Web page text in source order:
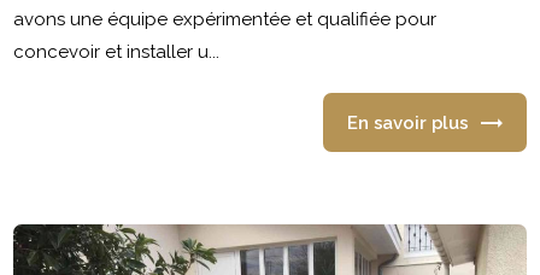
avons une équipe expérimentée et qualifiée pour
concevoir et installer u...
En savoir plus